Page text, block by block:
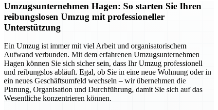
Umzugsunternehmen Hagen: So starten Sie Ihren
reibungslosen Umzug mit professioneller
Unterstützung
Ein Umzug ist immer mit viel Arbeit und organisatorischem
Aufwand verbunden. Mit dem erfahrenen Umzugsunternehmen
Hagen können Sie sich sicher sein, dass Ihr Umzug professionell
und reibungslos abläuft. Egal, ob Sie in eine neue Wohnung oder in
ein neues Geschäftsumfeld wechseln – wir übernehmen die
Planung, Organisation und Durchführung, damit Sie sich auf das
Wesentliche konzentrieren können.